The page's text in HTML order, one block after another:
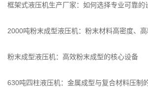
框架式液压机生产厂家：如何选择专业可靠的
2000吨粉末成型液压机：粉末材料高密度、
粉末成型液压机：高效粉末成型的核心设备
630吨四柱液压机：金属成型与复合材料压制